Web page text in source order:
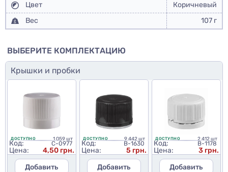
Цвет
Коричневый
Вес
107 г
ВЫБЕРИТЕ КОМПЛЕКТАЦИЮ
Крышки и пробки
ДОСТУПНО 1 059 шт
Код: C-0977
Цена:
4,50 грн.
Добавить
ДОСТУПНО 9 442 шт
Код: B-1630
Цена:
5 грн.
Добавить
ДОСТУПНО 2 412 шт
Код: B-1178
Цена:
3 грн.
Добавить